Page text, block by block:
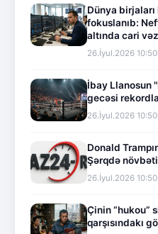
Dünya
fokuslanıb:
altında cari
26.İyul.2026 10:50
İbay Llanosun
gecəsi
26.İyul.2026 10:50
Donald
Şərqdə
26.İyul.2026 10:50
Çinin “hukou”
qarşısındakı